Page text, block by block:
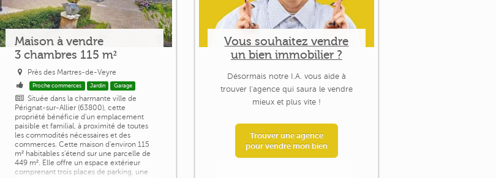
Maison à vendre
3 chambres 115 m²
Près des Martres-de-Veyre
Proche commerces Jardin Garage
Située dans la charmante ville de
Pérignat-sur-Allier (63800), cette
propriété bénéficie d'un emplacement
paisible et familial, à proximité de toutes
les commodités nécessaires et des
commerces. Cette maison d'environ 115
m² habitables s'étend sur une parcelle de
449 m². Elle offre un espace extérieur
comprenant trois places de parking, une
Vous souhaitez vendre
un bien immobilier ?
Désormais notre I.A. vous aide à
trouver l'agence qui saura le vendre
mieux et plus vite !
Trouver une agence
pour vendre mon bien